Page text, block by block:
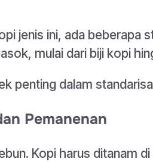
jenis ini, ada beberapa
mulai dari biji kopi
penting dalam
Pemanenan
Kopi harus ditanam